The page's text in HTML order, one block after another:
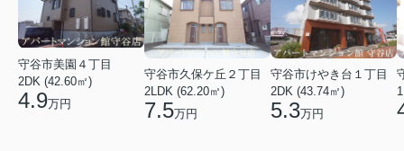
守谷市美園４丁目
2DK (42.60㎡)
4.9万円
守谷市久保ケ丘２丁目
2LDK (62.20㎡)
7.5万円
守谷市けやき台１丁目
2DK (43.74㎡)
5.3万円